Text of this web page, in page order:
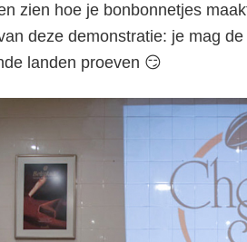
zien hoe je bonbonnetjes
deze demonstratie: je mag
landen proeven 😏